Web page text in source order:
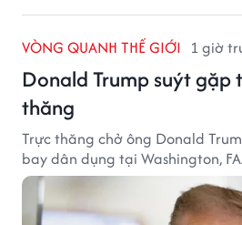
VÒNG QUANH THẾ GIỚI 1 giờ
Donald Trump suýt gặp
thăng
Trực thăng chở ông Donald
bay dân dụng tại Washington,